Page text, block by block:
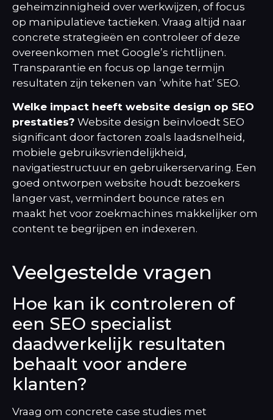
geheimzinnigheid over werkwijzen, of focus
op manipulatieve tactieken. Vraag altijd naar
concrete strategieën en controleer of deze
overeenkomen met Google’s richtlijnen.
Transparantie en focus op lange termijn
resultaten zijn tekenen van ‘white hat’ SEO.
Welke impact heeft website design op SEO
prestaties? Website design beïnvloedt SEO
significant door factoren zoals laadsnelheid,
mobiele gebruiksvriendelijkheid,
navigatiestructuur en gebruikerservaring. Een
goed ontworpen website houdt bezoekers
langer vast, vermindert bounce rates en
maakt het voor zoekmachines makkelijker om
content te begrijpen en indexeren.
Veelgestelde vragen
Hoe kan ik controleren of
een SEO specialist
daadwerkelijk resultaten
behaalt voor andere
klanten?
Vraag om concrete case studies met